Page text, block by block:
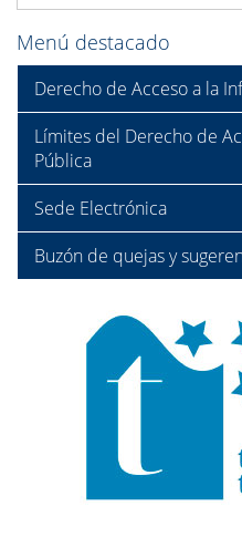
Menú destacado
Derecho de Acceso a la
Límites del Derecho de
Pública
Sede Electrónica
Buzón de quejas y